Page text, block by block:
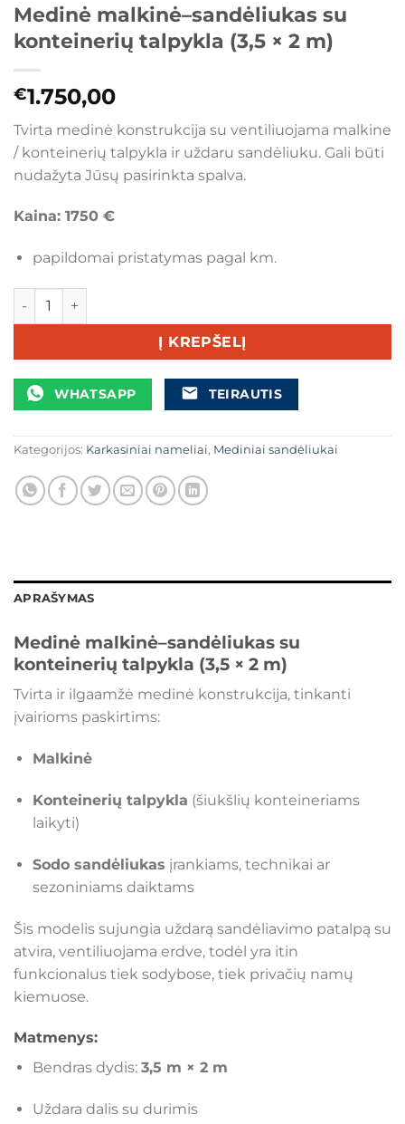
Medinė malkinė–sandėliukas su
konteinerių talpykla (3,5 × 2 m)
€1.750,00
Tvirta medinė konstrukcija su ventiliuojama malkine
/ konteinerių talpykla ir uždaru sandėliuku. Gali būti
nudažyta Jūsų pasirinkta spalva.
Kaina: 1750 €
papildomai pristatymas pagal km.
produkto kiekis: Medinė malkinė–sandėliukas su
Į KREPŠELĮ
WHATSAPP TEIRAUTIS
Kategorijos: Karkasiniai nameliai, Mediniai sandėliukai
APRAŠYMAS
Medinė malkinė–sandėliukas su
konteinerių talpykla (3,5 × 2 m)
Tvirta ir ilgaamžė medinė konstrukcija, tinkanti
įvairioms paskirtims:
Malkinė
Konteinerių talpykla (šiukšlių konteineriams
laikyti)
Sodo sandėliukas įrankiams, technikai ar
sezoniniams daiktams
Šis modelis sujungia uždarą sandėliavimo patalpą su
atvira, ventiliuojama erdve, todėl yra itin
funkcionalus tiek sodybose, tiek privačių namų
kiemuose.
Matmenys:
Bendras dydis: 3,5 m × 2 m
Uždara dalis su durimis